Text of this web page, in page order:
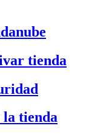
tienda
la tienda